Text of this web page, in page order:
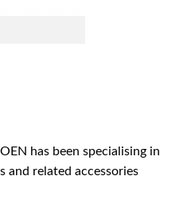
has been specialising in
and related accessories